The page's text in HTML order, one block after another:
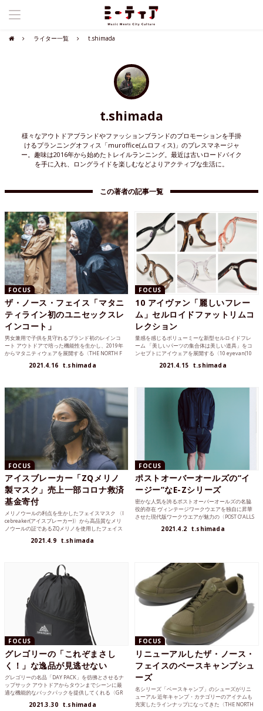
ライター一覧 t.shimada
t.shimada
様々なアウトドアブランドやファッションブランドのプロモーションを手掛
けるプランニングオフィス「muroffice(ムロフィス)」のプレスマネージャ
ー。趣味は2016年から始めたトレイルランニング。最近は古いロードバイク
を手に入れ、ロングライドを楽しむなどよりアクティブな生活に。
この著者の記事一覧
FOCUS
ザ・ノース・フェイス「マタニ
ティライン初のユニセックスレ
インコート」
男女兼用で子供を見守れるブランド初のレインコ
ート アウトドアで培った機能性を生かし、2019年
からマタニティウェアを展開する〈THE NORTH F
2021.4.16 t.shimada
FOCUS
10 アイヴァン「麗しいフレー
ム」セルロイドファットリムコ
レクション
量感を感じるボリューミーな新型セルロイドフレ
ーム 「美しいパーツの集合体は美しい道具」をコ
ンセプトにアイウェアを展開する〈10 eyevan(10
2021.4.15 t.shimada
FOCUS
アイスブレーカー「ZQメリノ
製マスク」売上一部コロナ救済
基金寄付
メリノウールの利点を生かしたフェイスマスク 〈I
cebreaker(アイスブレーカー)〉から高品質なメリ
ノウールの証であるZQメリノを使用したフェイス
2021.4.9 t.shimada
FOCUS
ポストオーバーオールズの“イ
ージー”なE-Zシリーズ
密かな人気を誇るポストオーバーオールズの名脇
役的存在 ヴィンテージワークウエアを独自に昇華
させた現代版ワークウエアが魅力の〈POST O’ALLS
2021.4.2 t.shimada
FOCUS
グレゴリーの「これぞまさし
く！」な逸品が見逃せない
グレゴリーの名品「DAY PACK」を彷彿とさせるナ
ップサック アウトドアからタウンまでシーンに最
適な機能的なバックパックを提供してくれる〈GR
2021.3.30 t.shimada
FOCUS
リニューアルしたザ・ノース・
フェイスのベースキャンプシュ
ーズ
名シリーズ「ベースキャンプ」のシューズがリニ
ューアル 近年キャンプ・カテゴリーのアイテムも
充実したラインナップになってきた〈THE NORTH